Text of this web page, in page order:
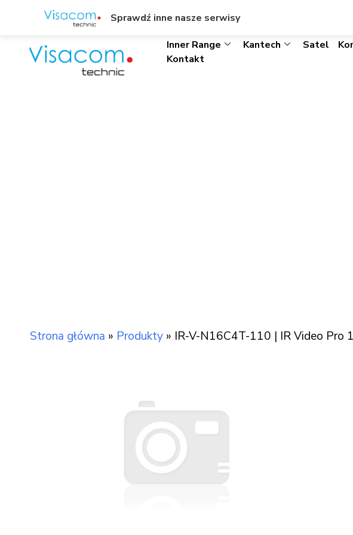
ul. Wł. Trylińskiego 8/L1, Olsztyn +48895342323
Inner Range Kantech Satel
Kontakt
Strona główna » Produkty » IR-V-N16C4T-110 | IR Video Pro
Sprawdź inne nasze serwisy